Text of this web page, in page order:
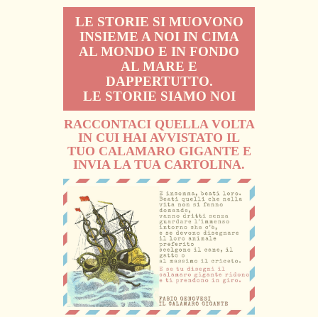
LE STORIE SI MUOVONO
INSIEME A NOI IN CIMA
AL MONDO E IN FONDO
AL MARE E
DAPPERTUTTO.
LE STORIE SIAMO NOI
RACCONTACI QUELLA VOLTA
IN CUI HAI AVVISTATO IL
TUO CALAMARO GIGANTE E
INVIA LA TUA CARTOLINA.